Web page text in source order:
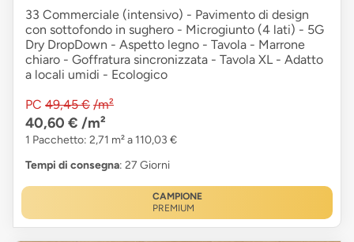
33 Commerciale (intensivo) - Pavimento di design
con sottofondo in sughero - Microgiunto (4 lati) - 5G
Dry DropDown - Aspetto legno - Tavola - Marrone
chiaro - Goffratura sincronizzata - Tavola XL - Adatto
a locali umidi - Ecologico
PC 49,45 € /m²
40,60 € /m²
1 Pacchetto: 2,71 m² a 110,03 €
Tempi di consegna: 27 Giorni
CAMPIONE
PREMIUM